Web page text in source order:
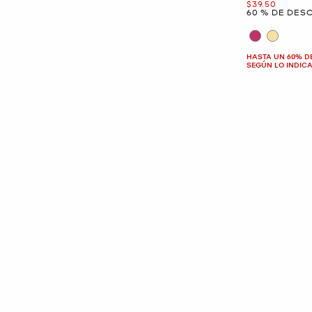
Ahora
$39.50
60 % DE
HASTA UN 60%
SEGÚN LO